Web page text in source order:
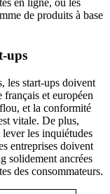
en ligne, où les
de produits à base
ups
les start-ups doivent
et européen
et la conformité
vitale. De plus,
les inquiétudes
entreprises doivent
solidement ancrées
des consommateurs.